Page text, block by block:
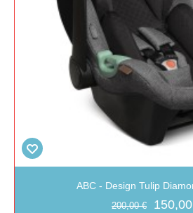
ABC - Design Tulip
200,00 €